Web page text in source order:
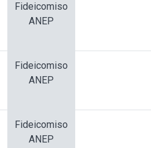
Fideicomiso
ANEP
Fideicomiso
ANEP
Fideicomiso
ANEP